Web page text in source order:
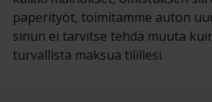
paperityöt, toimitamme auton
sinun ei tarvitse tehdä muuta
turvallista maksua tilillesi.